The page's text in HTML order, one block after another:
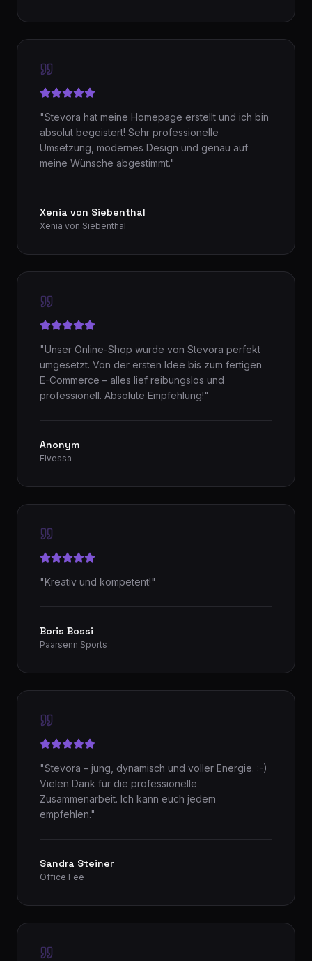
"Stevora hat meine Homepage erstellt und ich bin
absolut begeistert! Sehr professionelle
Umsetzung, modernes Design und genau auf
meine Wünsche abgestimmt."
Xenia von Siebenthal
Xenia von Siebenthal
"Unser Online-Shop wurde von Stevora perfekt
umgesetzt. Von der ersten Idee bis zum fertigen
E-Commerce – alles lief reibungslos und
professionell. Absolute Empfehlung!"
Anonym
Elvessa
"Kreativ und kompetent!"
Boris Bossi
Paarsenn Sports
"Stevora – jung, dynamisch und voller Energie. :-)
Vielen Dank für die professionelle
Zusammenarbeit. Ich kann euch jedem
empfehlen."
Sandra Steiner
Office Fee